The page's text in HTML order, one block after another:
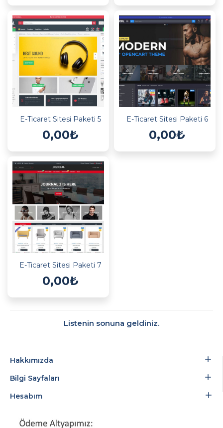
E-Ticaret Sitesi Paketi 5
0,00₺
E-Ticaret Sitesi Paketi 6
0,00₺
E-Ticaret Sitesi Paketi 7
0,00₺
Listenin sonuna geldiniz.
Hakkımızda
Bilgi Sayfaları
Hesabım